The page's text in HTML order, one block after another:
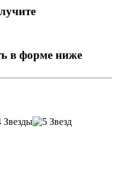
в форме ниже